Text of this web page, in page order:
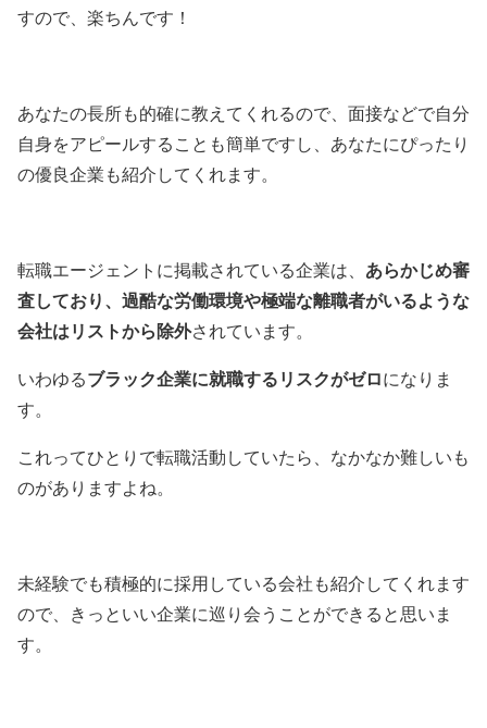
すので、楽ちんです！
あなたの長所も的確に教えてくれるので、面接などで自分
自身をアピールすることも簡単ですし、あなたにぴったり
の優良企業も紹介してくれます。
転職エージェントに掲載されている企業は、 あらかじめ審
査しており、過酷な労働環境や極端な離職者がいるような
会社はリストから除外されています。
いわゆるブラック企業に就職するリスクがゼロになりま
す。
これってひとりで転職活動していたら、なかなか難しいも
のがありますよね。
未経験でも積極的に採用している会社も紹介してくれます
ので、きっといい企業に巡り会うことができると思いま
す。